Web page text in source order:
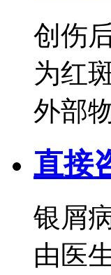
创伤
为红
外部
直接
银屑
由医